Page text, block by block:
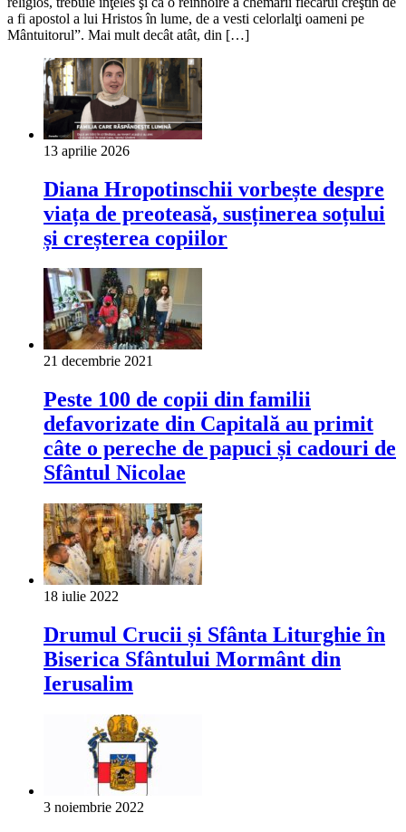
a fi apostol a lui Hristos în lume, de a vesti celorlalţi oameni pe
Mântuitorul”. Mai mult decât atât, din […]
13 aprilie 2026
Diana Hropotinschii vorbește despre
viața de preoteasă, susținerea soțului
și creșterea copiilor
21 decembrie 2021
Peste 100 de copii din familii
defavorizate din Capitală au primit
câte o pereche de papuci și cadouri de
Sfântul Nicolae
18 iulie 2022
Drumul Crucii și Sfânta Liturghie în
Biserica Sfântului Mormânt din
Ierusalim
3 noiembrie 2022